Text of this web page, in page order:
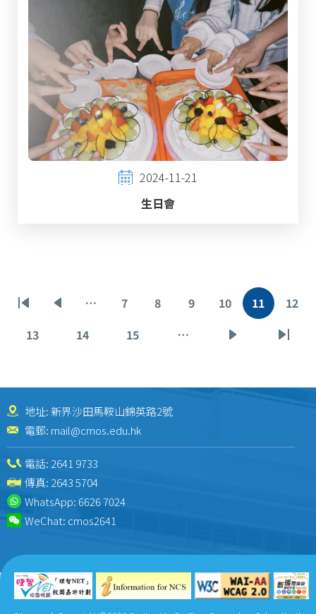
2024-11-21
生日會
Pagination
First
page
Previous
page
…
Page
7
Page
8
Page
9
Page
10
Current
page
11 12
Page
13
Page
14
Page
15 …
Last
地址: 新界沙田馬鞍山錦英路2號
電郵: mail@cmos.edu.hk
電話: 2641 9733
傳真: 2643 5704
WhatsApp:6626 7024
WeChat: cmos2641